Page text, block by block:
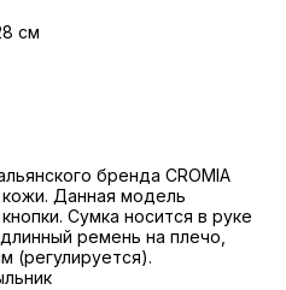
см
бренда CROMIA
кожи. Данная модель
Сумка носится в руке
ремень на плечо,
(регулируется).